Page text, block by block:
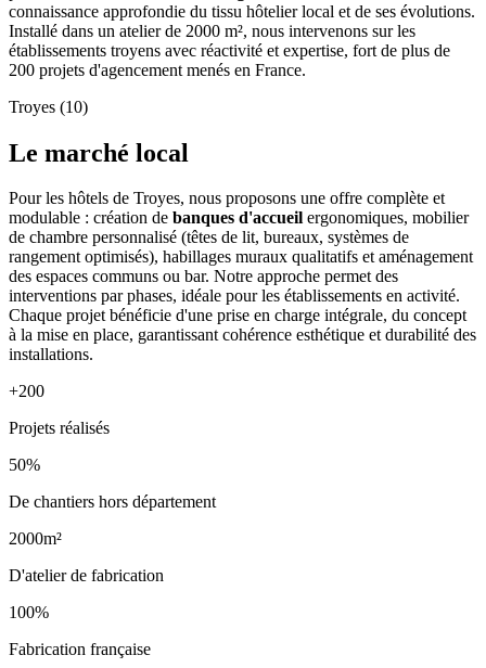
connaissance approfondie du tissu hôtelier local et de ses évolutions.
Installé dans un atelier de 2000 m², nous intervenons sur les
établissements troyens avec réactivité et expertise, fort de plus de
200 projets d'agencement menés en France.
Troyes (10)
Le marché local
Pour les hôtels de Troyes, nous proposons une offre complète et
modulable : création de banques d'accueil ergonomiques, mobilier
de chambre personnalisé (têtes de lit, bureaux, systèmes de
rangement optimisés), habillages muraux qualitatifs et aménagement
des espaces communs ou bar. Notre approche permet des
interventions par phases, idéale pour les établissements en activité.
Chaque projet bénéficie d'une prise en charge intégrale, du concept
à la mise en place, garantissant cohérence esthétique et durabilité des
installations.
+200
Projets réalisés
50%
De chantiers hors département
2000m²
D'atelier de fabrication
100%
Fabrication française